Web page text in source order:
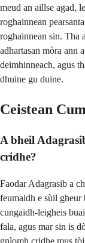
meud an aillse agad,
roghainnean
roghainnean sin. Tha
adhartasan mòra ann
deimhinneach, agus
dhuine gu duine.
Ceistean
A bheil
cridhe?
Faodar Adagrasib a
feumaidh e sùil gheur
cungaidh-leigheis
fala, agus mar sin is
gnìomh cridhe mus